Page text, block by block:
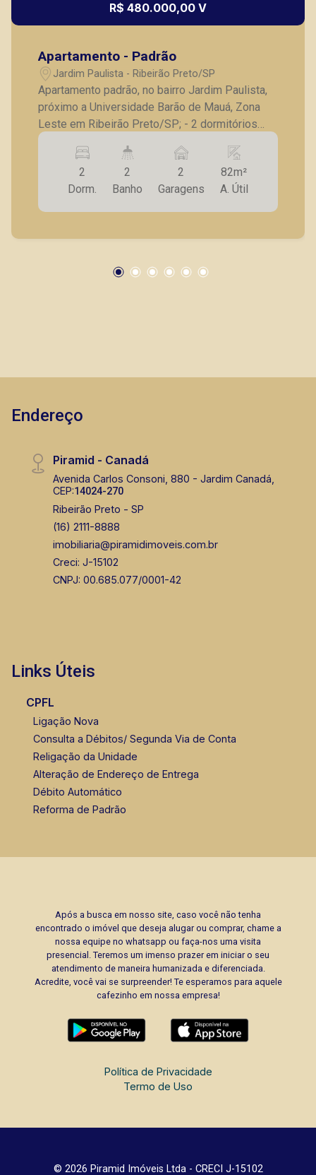
R$ 480.000,00 V
Apartamento - Padrão
Jardim Paulista - Ribeirão Preto/SP
Apartamento padrão, no bairro Jardim Paulista,
próximo a Universidade Barão de Mauá, Zona
Leste em Ribeirão Preto/SP; - 2 dormitórios
com armários embutidos, sendo 1 suíte; -
Banheiro social com armário embutido; - Sala
para 2 ambientes; - Varanda ampla; - Cozinha
com móveis planejados; - Lavanderia planejada;
- 2 vagas de garagem; - Apartamento novo,
atender seus clientes com agilidade e
prontos, usados ou mesmo nos principais
2
Dorm.
2
Banho
2
Garagens
82m²
A. Útil
Endereço
Piramid - Canadá
Avenida Carlos Consoni, 880 - Jardim Canadá,
CEP:14024-270
Ribeirão Preto - SP
(16) 2111-8888
imobiliaria@piramidimoveis.com.br
Creci: J-15102
CNPJ: 00.685.077/0001-42
Links Úteis
CPFL
Ligação Nova
Consulta a Débitos/ Segunda Via de Conta
Religação da Unidade
Alteração de Endereço de Entrega
Débito Automático
Reforma de Padrão
Após a busca em nosso site, caso você não tenha
encontrado o imóvel que deseja alugar ou comprar, chame a
nossa equipe no whatsapp ou faça-nos uma visita
presencial. Teremos um imenso prazer em iniciar o seu
atendimento de maneira humanizada e diferenciada.
Acredite, você vai se surpreender! Te esperamos para aquele
cafezinho em nossa empresa!
Política de Privacidade
Termo de Uso
© 2026 Piramid Imóveis Ltda - CRECI J-15102